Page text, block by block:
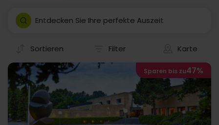
fantastische Auszeit in Grenå- mit eigener Anreise.
Entdecken Sie Ihre perfekte Auszeit
Sortieren Filter Karte
Sparen bis zu47%